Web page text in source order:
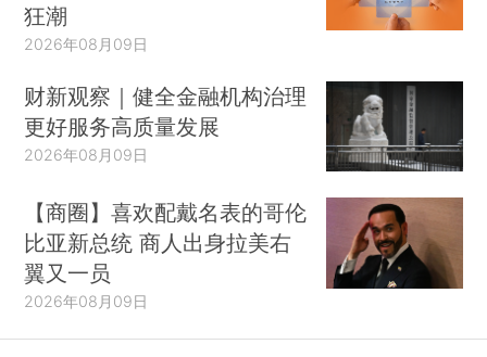
狂潮
2026年08月09日
财新观察｜健全金融机构治理
更好服务高质量发展
2026年08月09日
【商圈】喜欢配戴名表的哥伦
比亚新总统 商人出身拉美右
翼又一员
2026年08月09日